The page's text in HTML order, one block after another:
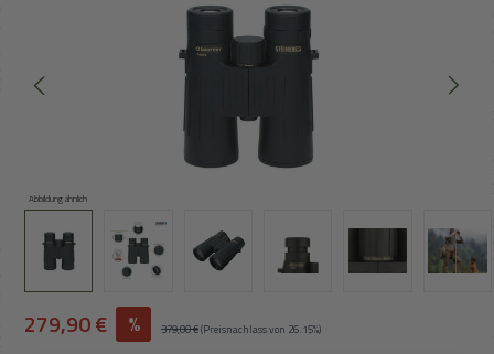
Abbildung ähnlich
Verkaufspreis:
279,90 € % Regulärer Preis:
379,00 €(Preisnachlass von 26.15%)